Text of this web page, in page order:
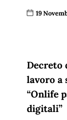
19
Decreto
lavoro a
“Onlife
digitali”